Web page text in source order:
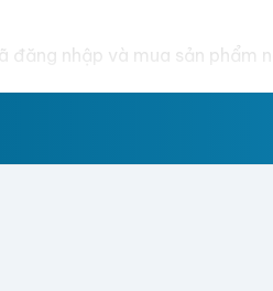
đăng nhập và mua sản phẩm